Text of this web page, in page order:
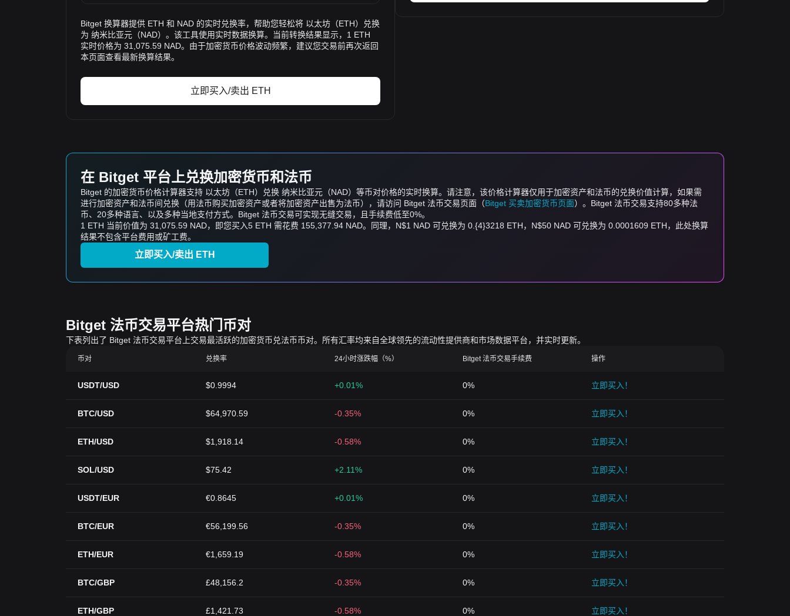
Bitget 换算器提供 ETH 和 NAD 的实时兑换率，帮助您轻松将 以太坊（ETH）兑换
为 纳米比亚元（NAD）。该工具使用实时数据换算。当前转换结果显示，1 ETH
实时价格为 31,075.59 NAD。由于加密货币价格波动频繁，建议您交易前再次返回
本页面查看最新换算结果。
立即买入/卖出 ETH
在 Bitget 平台上兑换加密货币和法币
Bitget 的加密货币价格计算器支持 以太坊（ETH）兑换 纳米比亚元（NAD）等币对价格的实时换算。请注意，该价格计算器仅用于加密资产和法币的兑换价值计算，如果需
进行加密资产和法币间兑换（用法币购买加密资产或者将加密资产出售为法币），请访问 Bitget 法币交易页面（Bitget 买卖加密货币页面）。Bitget 法币交易支持80多种法
币、20多种语言、以及多种当地支付方式。Bitget 法币交易可实现无缝交易，且手续费低至0%。
1 ETH 当前价值为 31,075.59 NAD，即您买入5 ETH 需花费 155,377.94 NAD。同理，N$1 NAD 可兑换为 0.{4}3218 ETH，N$50 NAD 可兑换为 0.0001609 ETH，此处换算
结果不包含平台费用或矿工费。
立即买入/卖出 ETH
Bitget 法币交易平台热门币对
下表列出了 Bitget 法币交易平台上交易最活跃的加密货币兑法币币对。所有汇率均来自全球领先的流动性提供商和市场数据平台，并实时更新。
币对 兑换率 24小时涨跌幅（%） Bitget 法币交易手续费 操作
USDT/USD $0.9994 +0.01% 0% 立即买入！
BTC/USD $64,970.59 -0.35% 0% 立即买入！
ETH/USD $1,918.14 -0.58% 0% 立即买入！
SOL/USD $75.42 +2.11% 0% 立即买入！
USDT/EUR €0.8645 +0.01% 0% 立即买入！
BTC/EUR €56,199.56 -0.35% 0% 立即买入！
ETH/EUR €1,659.19 -0.58% 0% 立即买入！
BTC/GBP £48,156.2 -0.35% 0% 立即买入！
ETH/GBP £1,421.73 -0.58% 0% 立即买入！